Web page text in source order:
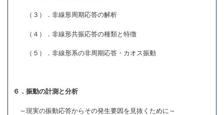
（３）．非線形周期応答の解析
（４）．非線形共振応答の種類と特徴
（５）．非線形系の非周期応答・カオス振動
６．振動の計測と分析
～現実の振動応答からその発生要因を見抜くために～